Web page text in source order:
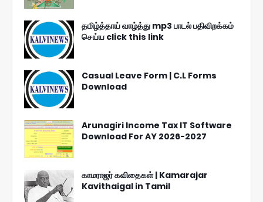
தமிழ்த்தாய் வாழ்த்து mp3 பாடல் பதிவிறக்கம்
செய்ய click this link
Casual Leave Form | C.L Forms
Download
Arunagiri Income Tax IT Software
Download For AY 2026-2027
காமராஜர் கவிதைகள் | Kamarajar
Kavithaigal in Tamil